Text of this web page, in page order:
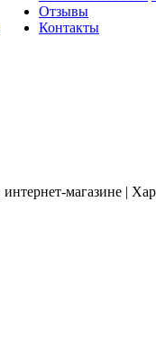
Отзывы
Контакты
магазине |